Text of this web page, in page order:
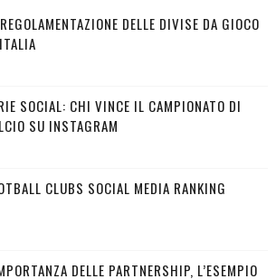
DELLE DIVISE DA GIOCO
SOCIAL: CHI VINCE IL CAMPIONATO DI
SU INSTAGRAM
CLUBS SOCIAL MEDIA RANKING
DELLE PARTNERSHIP, L’ESEMPIO